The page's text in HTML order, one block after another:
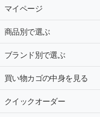
マイページ
商品別で選ぶ
ブランド別で選ぶ
買い物カゴの中身を見る
クイックオーダー